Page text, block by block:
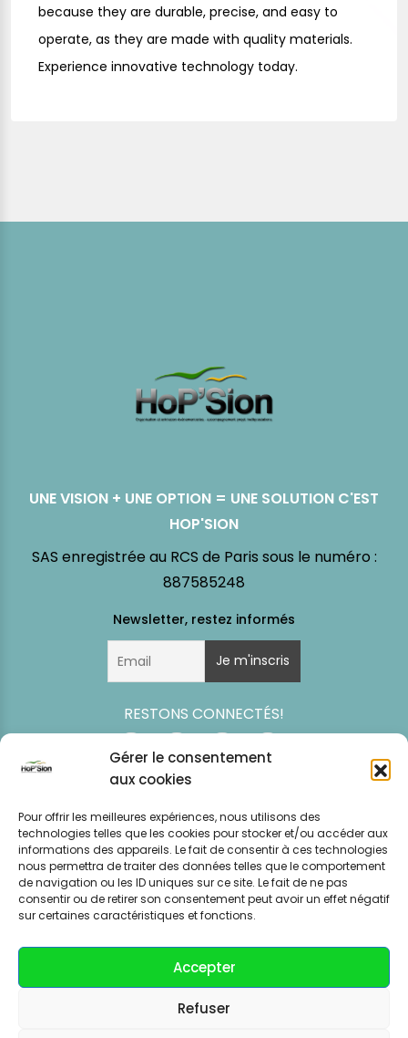
Gérer le consentement
aux cookies
Pour offrir les meilleures expériences, nous utilisons des
technologies telles que les cookies pour stocker et/ou accéder aux
informations des appareils. Le fait de consentir à ces technologies
nous permettra de traiter des données telles que le comportement
de navigation ou les ID uniques sur ce site. Le fait de ne pas
consentir ou de retirer son consentement peut avoir un effet négatif
sur certaines caractéristiques et fonctions.
Accepter
Refuser
because they are durable, precise, and easy to
operate, as they are made with quality materials.
Experience innovative technology today.
UNE VISION + UNE OPTION = UNE SOLUTION C'EST
HOP'SION
SAS enregistrée au RCS de Paris sous le numéro :
887585248
RESTONS CONNECTÉS!
Simulation
tarifaire
Event
News
Mentions légales
CGV – CGU
Politique de